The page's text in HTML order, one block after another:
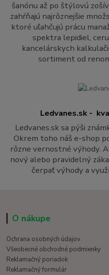
šanónu až po štýlovú
zahŕňajú najrôznejšie
ktoré uľahčujú prácu
spektra lepidiel,
kancelárskych
sortiment od
Ledvanes.sk -
Ledvanes.sk sa pýši
Okrem toho náš e-shop
rôzne vernostné výhody.
nový alebo pravidelný
čerpať výhody a
O nákupe
Ochrana osobných údajov
Všeobecné obchodné podmienky
Reklamačný poriadok
Reklamačný formulár